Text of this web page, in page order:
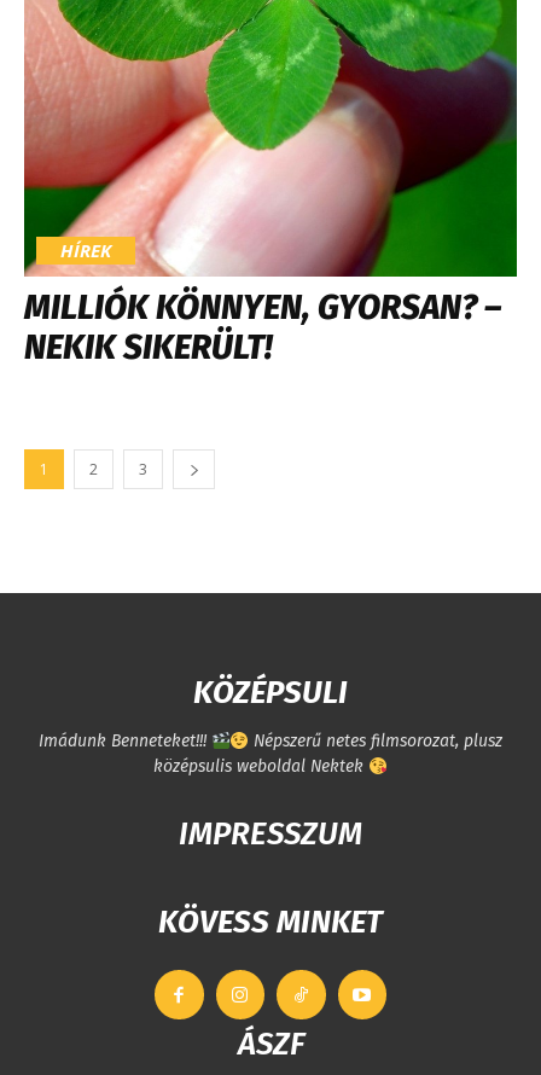
HÍREK
MILLIÓK KÖNNYEN, GYORSAN? –
NEKIK SIKERÜLT!
1 2 3
KÖZÉPSULI
Imádunk Benneteket!!!
Népszerű netes filmsorozat, plusz
középsulis weboldal Nektek
IMPRESSZUM
KÖVESS MINKET
ÁSZF